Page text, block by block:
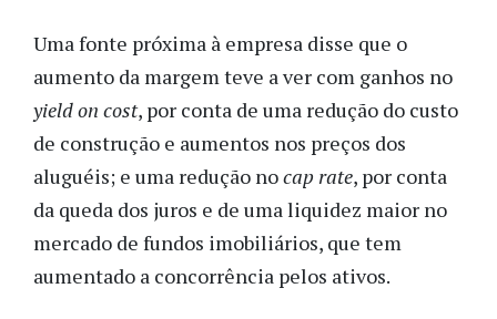
Uma fonte próxima à empresa disse que o
aumento da margem teve a ver com ganhos no
yield on cost, por conta de uma redução do custo
de construção e aumentos nos preços dos
aluguéis; e uma redução nocap rate, por conta
da queda dos juros e de uma liquidez maior no
mercado de fundos imobiliários, que tem
aumentado a concorrência pelos ativos.